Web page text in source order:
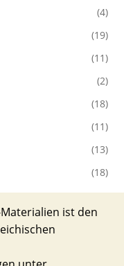
ist den
(4)
(19)
(11)
(2)
(18)
(11)
(13)
(18)